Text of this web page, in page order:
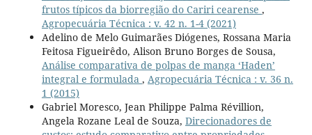
frutos típicos da biorregião do Cariri cearense ,
Agropecuária Técnica : v. 42 n. 1-4 (2021)
Adelino de Melo Guimarães Diógenes, Rossana Maria
Feitosa Figueirêdo, Alison Bruno Borges de Sousa,
Análise comparativa de polpas de manga ‘Haden’
integral e formulada , Agropecuária Técnica : v. 36 n.
1 (2015)
Gabriel Moresco, Jean Philippe Palma Révillion,
Angela Rozane Leal de Souza, Direcionadores de